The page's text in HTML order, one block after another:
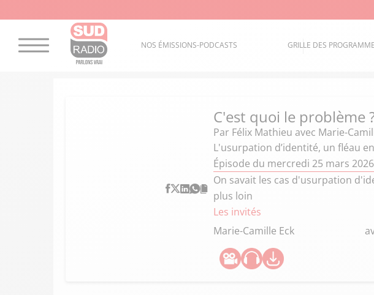
NOS ÉMISSIONS-PODCASTS GRILLE DES
C'est quoi le problème
Par Félix Mathieu avec Marie-
L'usurpation d’identité, un fléau
Épisode du mercredi 25 mars 2026
On savait les cas d'usurpation
plus loin
Les invités
Marie-Camille Eck